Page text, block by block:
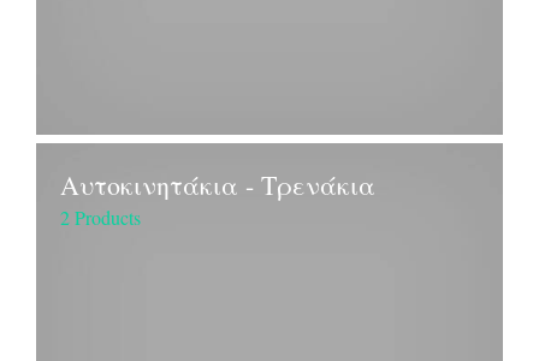
Αυτοκινητάκια - Τρενάκια
2 Products